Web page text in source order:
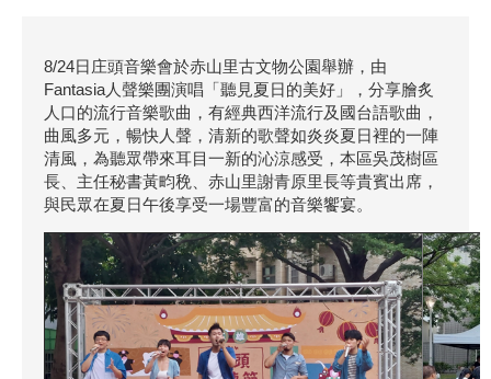
8/24日庄頭音樂會於赤山里古文物公園舉辦，由
Fantasia人聲樂團演唱「聽見夏日的美好」，分享膾炙
人口的流行音樂歌曲，有經典西洋流行及國台語歌曲，
曲風多元，暢快人聲，清新的歌聲如炎炎夏日裡的一陣
清風，為聽眾帶來耳目一新的沁涼感受，本區吳茂樹區
長、主任秘書黃畇䅋、赤山里謝青原里長等貴賓出席，
與民眾在夏日午後享受一場豐富的音樂饗宴。